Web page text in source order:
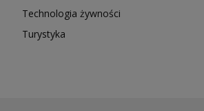
Technologia żywności
Turystyka